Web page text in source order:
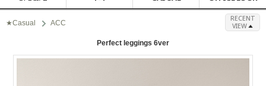
★Casual ACC
RECENT
VIEW
Perfect leggings 6ver